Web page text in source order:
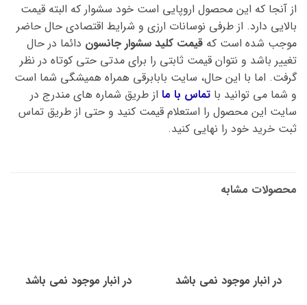
از آنجا که این محصول اروپایی است خود سشوار که البته قیمت
بالایی دارد. از طرفی نوسانات ارزی و شرایط اقتصادی حال حاضر
موجب شده است که قیمت کلید سشوار جانسون دائما در حال
تغییر باشد و نتوان قیمت ثابتی را برای مدتی حتی کوتاه در نظر
گرفت. اما با این حال، سایت بابابرقی همراه همیشگی شما است
و شما می توانید با تماس با ما از طریق شماره های مندرج در
سایت این محصول را استعلام قیمت کنید و حتی از طریق تماس
ثبت خرید خود را نهایی کنید.
محصولات مشابه
در انبار موجود نمی باشد در انبار موجود نمی باشد